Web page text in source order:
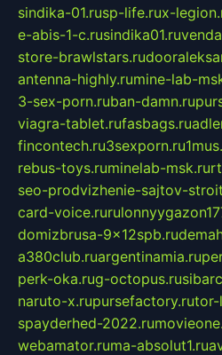
sindika-01.rusp-life.rux-
e-abis-1-c.rusindika01.ru
store-brawlstars.ru
antenna-highly.rumine-lab-
3-sex-porn.ruban-damn.ru
viagra-tablet.rufasbags.ru
fincontech.ru3sexporn.ru
rebus-toys.ruminelab-msk.ru
seo-prodvizhenie-sajtov-
card-voice.ru
domizbrusa-9x12spb.ru
a380club.ruargentinamia.ru
perk-oka.rug-octopus.ru
naruto-x.rupursefactory.rutor-
spayderhed-2022.ru
webamator.ruma-absolut1.ru